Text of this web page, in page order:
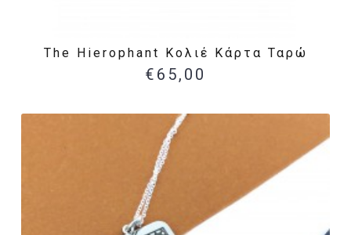
The Hierophant Κολιέ Κάρτα Ταρώ
€65,00